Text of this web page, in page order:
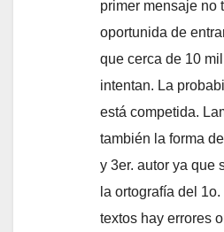
primer mensaje no
oportunida de
que cerca de 10
intentan. La
está competida.
también la forma
y 3er. autor ya que
la ortografía del
textos hay errores